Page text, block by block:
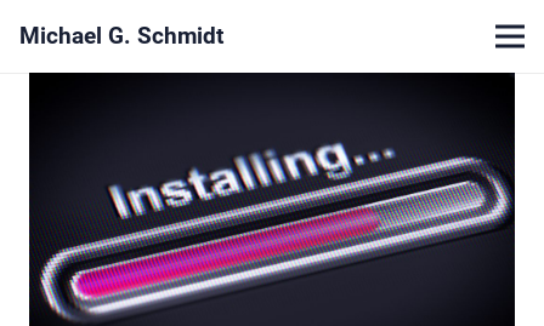
Michael G. Schmidt